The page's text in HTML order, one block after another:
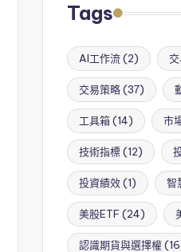
Tags
AI工作流(2)
交易策略(37)
工具箱(14) 市
技術指標(12)
投資績效(1) 智
美股ETF(24)
認識期貨與選擇權